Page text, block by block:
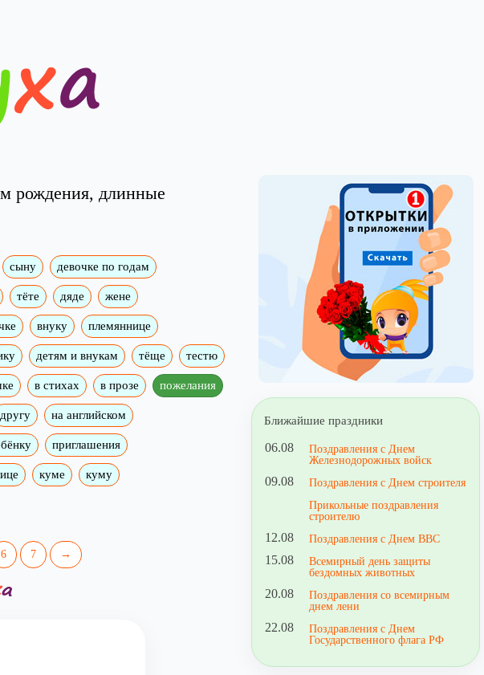
рождения, длинные
сыну девочке по годам
тёте дяде жене
внуку племяннице
детям и внукам тёще тестю
в стихах в прозе пожелания
другу на английском
приглашения
куме куму
6 7 →
Ближайшие праздники
06.08
Поздравления с Днем
Железнодорожных войск
09.08
Поздравления с Днем строителя
Прикольные поздравления
строителю
12.08 Поздравления с Днем ВВС
15.08
Всемирный день защиты
бездомных животных
20.08
Поздравления со всемирным
днем лени
22.08
Поздравления с Днем
Государственного флага РФ